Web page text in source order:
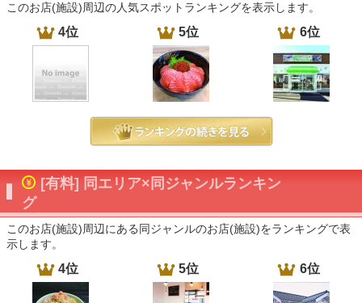
このお店(施設)周辺の人気スポットランキングを表示します。
4位 5位 6位
[有料] 同エリア×同ジャンルランキン
グ
このお店(施設)周辺にある同ジャンルのお店(施設)をランキングで表
示します。
4位 5位 6位